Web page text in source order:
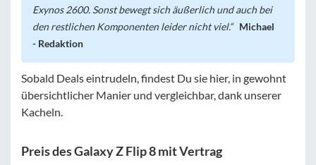
Exynos 2600. Sonst bewegt sich äußerlich und auch bei
den restlichen Komponenten leider nicht viel.
Michael
- Redaktion
Sobald Deals eintrudeln, findest Du sie hier, in gewohnt
übersichtlicher Manier und vergleichbar, dank unserer
Kacheln.
Preis des Galaxy Z Flip 8 mit Vertrag